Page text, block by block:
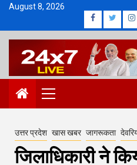
Skip
content
August 8, 2026
Primary
Menu
उत्तर प्रदेश खास खबर जागरूकता
जिलाधिकारी ने